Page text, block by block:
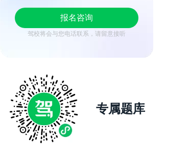
报名咨询
驾校将会与您电话联系，请留意接听
专属题库